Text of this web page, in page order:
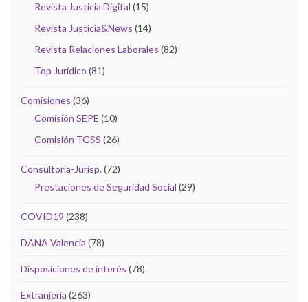
Revista Justicia Digital (15)
Revista Justicia&News (14)
Revista Relaciones Laborales (82)
Top Jurídico (81)
Comisiones (36)
Comisión SEPE (10)
Comisión TGSS (26)
Consultoría-Jurisp.(72)
Prestaciones de Seguridad Social (29)
COVID19 (238)
DANA Valencia (78)
Disposiciones de interés (78)
Extranjería (263)